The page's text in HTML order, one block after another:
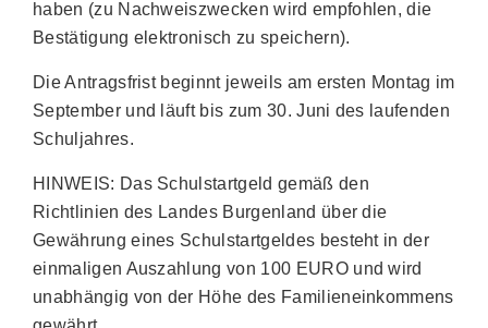
haben (zu Nachweiszwecken wird empfohlen, die
Bestätigung elektronisch zu speichern).
Die Antragsfrist beginnt jeweils am ersten Montag im
September und läuft bis zum 30. Juni des laufenden
Schuljahres.
HINWEIS: Das Schulstartgeld gemäß den
Richtlinien des Landes Burgenland über die
Gewährung eines Schulstartgeldes besteht in der
einmaligen Auszahlung von 100 EURO und wird
unabhängig von der Höhe des Familieneinkommens